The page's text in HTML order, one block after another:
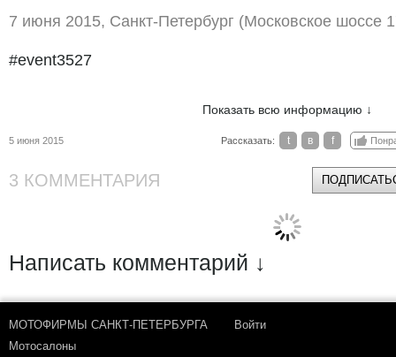
7 июня 2015, Санкт-Петербург (Московское шоссе
#event3527
Показать всю информацию ↓
5 июня 2015 Рассказать: t в f
3 КОММЕНТАРИЯ
Написать комментарий ↓
МОТОФИРМЫ САНКТ-ПЕТЕРБУРГА
Мотосалоны
Войти